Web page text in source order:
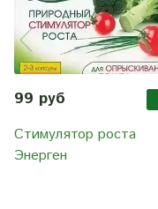
99 руб
Стимулятор роста
Энерген